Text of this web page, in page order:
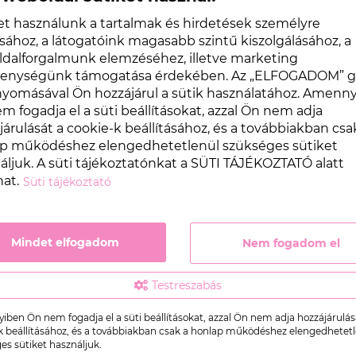
adataim kezeléséhez azAdatvédelmi
telefonon, üzenetküldő szolgáltatáson
használunk a tartalmak és hirdetések személyre
a látogatóink magasabb szintű kiszolgálásához, a
elemzéséhez, illetve marketing
támogatása érdekében. Az „ELFOGADOM”
Ön hozzájárul a sütik használatához.
fogadja el a süti beállításokat, azzal Ön nem adja
a cookie-k beállításához, és a továbbiakban
működéshez elengedhetetlenül szükséges sütiket
A süti tájékoztatónkat a SÜTI TÁJÉKOZTATÓ alatt
Süti tájékoztató
Mindet elfogadom Nem fogadom el
Testreszabás
Ön nem fogadja el a süti beállításokat, azzal Ön nem adja
beállításához, és a továbbiakban csak a honlap működéshez
sütiket használjuk.